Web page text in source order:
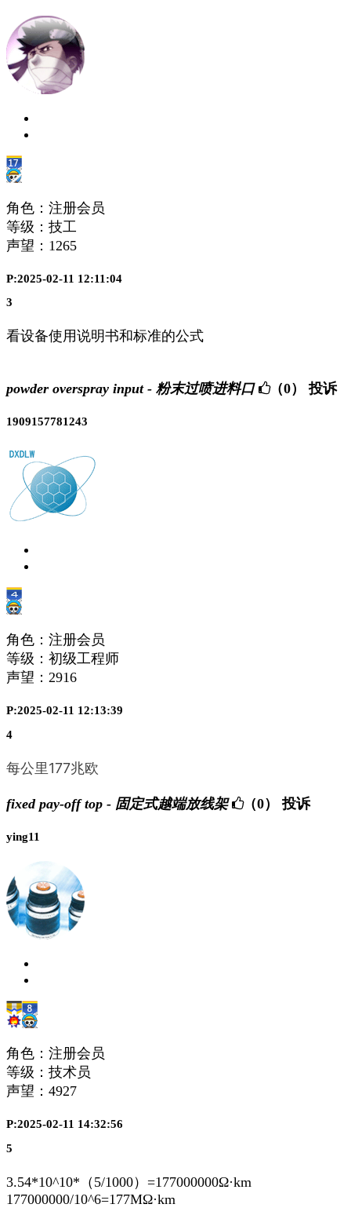
角色：注册会员
等级：技工
声望： 1265
P:2025-02-11 12:11:04
3
看设备使用说明书和标准的公式
powder overspray input - 粉末过喷进料口 （0） 投诉
1909157781243
角色：注册会员
等级：初级工程师
声望： 2916
P:2025-02-11 12:13:39
4
每公里177兆欧
fixed pay-off top - 固定式越端放线架 （0） 投诉
ying11
角色：注册会员
等级：技术员
声望： 4927
P:2025-02-11 14:32:56
5
3.54*10^10*（5/1000）=177000000Ω·km
177000000/10^6=177MΩ·km